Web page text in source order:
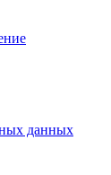
данных